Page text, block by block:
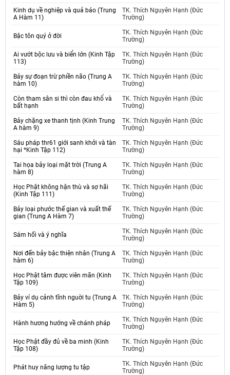
Kinh dụ về nghiệp và quả báo (Trung
A Hàm 11)
TK. Thích Nguyên Hạnh (Đức
Trường)
Bậc tôn quý ở đời
TK. Thích Nguyên Hạnh (Đức
Trường)
Ai vướt bộc lưu và biển lớn (Kinh Tập
113)
TK. Thích Nguyên Hạnh (Đức
Trường)
Bảy sự đoạn trừ phiền não (Trung A
hàm 10)
TK. Thích Nguyên Hạnh (Đức
Trường)
Còn tham sân si thì còn đau khổ và
bất hạnh
TK. Thích Nguyên Hạnh (Đức
Trường)
Bảy chặng xe thanh tịnh (Kinh Trung
A hàm 9)
TK. Thích Nguyên Hạnh (Đức
Trường)
Sáu pháp thr61 giới sanh khởi và tàn
hại *Kinh Tập 112)
TK. Thích Nguyên Hạnh (Đức
Trường)
Tai họa bảy loại mặt trời (Trung A
hàm 8)
TK. Thích Nguyên Hạnh (Đức
Trường)
Học Phật không hận thù và sợ hãi
(Kinh Tập 111)
TK. Thích Nguyên Hạnh (Đức
Trường)
Bảy loại phước thế gian và xuất thế
gian (Trung A Hàm 7)
TK. Thích Nguyên Hạnh (Đức
Trường)
Sám hối và ý nghĩa
TK. Thích Nguyên Hạnh (Đức
Trường)
Nơi đến bảy bậc thiện nhân (Trung A
hàm 6)
TK. Thích Nguyên Hạnh (Đức
Trường)
Học Phật tâm được viên mãn (Kinh
Tập 109)
TK. Thích Nguyên Hạnh (Đức
Trường)
Bảy ví dụ cảnh tĩnh nguời tu (Trung A
Hàm 5)
TK. Thích Nguyên Hạnh (Đức
Trường)
Hành hương hướng về chánh pháp
TK. Thích Nguyên Hạnh (Đức
Trường)
Học Phật đầy đủ về ba minh (Kinh
Tập 108)
TK. Thích Nguyên Hạnh (Đức
Trường)
Phát huy năng lượng tu tập
TK. Thích Nguyên Hạnh (Đức
Trường)